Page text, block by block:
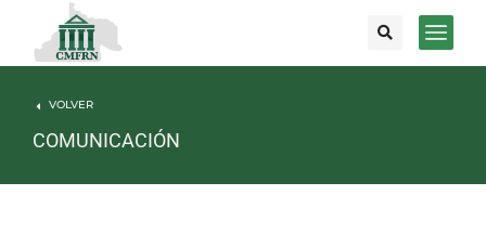
VOLVER
COMUNICACIÓN